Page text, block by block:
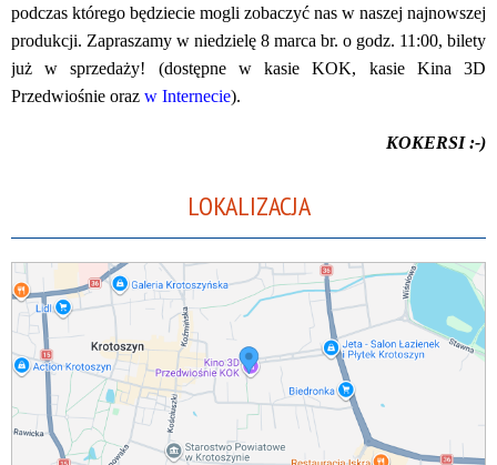
podczas którego będziecie mogli zobaczyć nas w naszej najnowszej
produkcji. Zapraszamy w niedzielę 8 marca br. o godz. 11:00, bilety
już w sprzedaży! (dostępne w kasie KOK, kasie Kina 3D
Przedwiośnie oraz w Internecie).
KOKERSI :-)
LOKALIZACJA